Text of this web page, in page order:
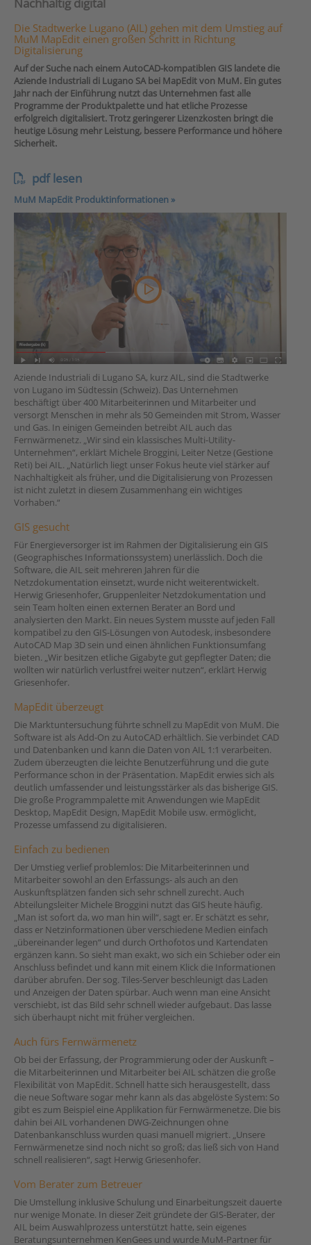
Nachhaltig digital
Die Stadtwerke Lugano (AIL) gehen mit dem Umstieg auf
MuM MapEdit einen großen Schritt in Richtung
Digitalisierung
Auf der Suche nach einem AutoCAD-kompatiblen GIS landete die
Aziende Industriali di Lugano SA bei MapEdit von MuM. Ein gutes
Jahr nach der Einführung nutzt das Unternehmen fast alle
Programme der Produktpalette und hat etliche Prozesse
erfolgreich digitalisiert. Trotz geringerer Lizenzkosten bringt die
heutige Lösung mehr Leistung, bessere Performance und höhere
Sicherheit.
pdf lesen
MuM MapEdit Produktinformationen »
Aziende Industriali di Lugano SA, kurz AIL, sind die Stadtwerke
von Lugano im Südtessin (Schweiz). Das Unternehmen
beschäftigt über 400 Mitarbeiterinnen und Mitarbeiter und
versorgt Menschen in mehr als 50 Gemeinden mit Strom, Wasser
und Gas. In einigen Gemeinden betreibt AIL auch das
Fernwärmenetz. „Wir sind ein klassisches Multi-Utility-
Unternehmen“, erklärt Michele Broggini, Leiter Netze (Gestione
Reti) bei AIL. „Natürlich liegt unser Fokus heute viel stärker auf
Nachhaltigkeit als früher, und die Digitalisierung von Prozessen
ist nicht zuletzt in diesem Zusammenhang ein wichtiges
Vorhaben.“
GIS gesucht
Für Energieversorger ist im Rahmen der Digitalisierung ein GIS
(Geographisches Informationssystem) unerlässlich. Doch die
Software, die AIL seit mehreren Jahren für die
Netzdokumentation einsetzt, wurde nicht weiterentwickelt.
Herwig Griesenhofer, Gruppenleiter Netzdokumentation und
sein Team holten einen externen Berater an Bord und
analysierten den Markt. Ein neues System musste auf jeden Fall
kompatibel zu den GIS-Lösungen von Autodesk, insbesondere
AutoCAD Map 3D sein und einen ähnlichen Funktionsumfang
bieten. „Wir besitzen etliche Gigabyte gut gepflegter Daten; die
wollten wir natürlich verlustfrei weiter nutzen“, erklärt Herwig
Griesenhofer.
MapEdit überzeugt
Die Marktuntersuchung führte schnell zu MapEdit von MuM. Die
Software ist als Add-On zu AutoCAD erhältlich. Sie verbindet CAD
und Datenbanken und kann die Daten von AIL 1:1 verarbeiten.
Zudem überzeugten die leichte Benutzerführung und die gute
Performance schon in der Präsentation. MapEdit erwies sich als
deutlich umfassender und leistungsstärker als das bisherige GIS.
Die große Programmpalette mit Anwendungen wie MapEdit
Desktop, MapEdit Design, MapEdit Mobile usw. ermöglicht,
Prozesse umfassend zu digitalisieren.
Einfach zu bedienen
Der Umstieg verlief problemlos: Die Mitarbeiterinnen und
Mitarbeiter sowohl an den Erfassungs- als auch an den
Auskunftsplätzen fanden sich sehr schnell zurecht. Auch
Abteilungsleiter Michele Broggini nutzt das GIS heute häufig.
„Man ist sofort da, wo man hin will“, sagt er. Er schätzt es sehr,
dass er Netzinformationen über verschiedene Medien einfach
„übereinander legen“ und durch Orthofotos und Kartendaten
ergänzen kann. So sieht man exakt, wo sich ein Schieber oder ein
Anschluss befindet und kann mit einem Klick die Informationen
darüber abrufen. Der sog. Tiles-Server beschleunigt das Laden
und Anzeigen der Daten spürbar. Auch wenn man eine Ansicht
verschiebt, ist das Bild sehr schnell wieder aufgebaut. Das lasse
sich überhaupt nicht mit früher vergleichen.
Auch fürs Fernwärmenetz
Ob bei der Erfassung, der Programmierung oder der Auskunft –
die Mitarbeiterinnen und Mitarbeiter bei AIL schätzen die große
Flexibilität von MapEdit. Schnell hatte sich herausgestellt, dass
die neue Software sogar mehr kann als das abgelöste System: So
gibt es zum Beispiel eine Applikation für Fernwärmenetze. Die bis
dahin bei AIL vorhandenen DWG-Zeichnungen ohne
Datenbankanschluss wurden quasi manuell migriert. „Unsere
Fernwärmenetze sind noch nicht so groß; das ließ sich von Hand
schnell realisieren“, sagt Herwig Griesenhofer.
Vom Berater zum Betreuer
Die Umstellung inklusive Schulung und Einarbeitungszeit dauerte
nur wenige Monate. In dieser Zeit gründete der GIS-Berater, der
AIL beim Auswahlprozess unterstützt hatte, sein eigenes
Beratungsunternehmen KenGees und wurde MuM-Partner für